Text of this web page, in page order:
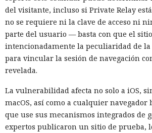
del visitante, incluso si Private Relay
no se requiere ni la clave de acceso ni
parte del usuario — basta con que el
intencionadamente la peculiaridad de
para vincular la sesión de navegación
revelada.
La vulnerabilidad afecta no solo a iOS,
macOS, así como a cualquier navegador
que use sus mecanismos integrados de
expertos publicaron un sitio de prueba,